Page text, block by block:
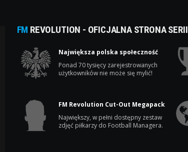
FM REVOLUTION - OFICJALNA STRONA SERII
Największa polska społeczność
Ponad 70 tysięcy zarejestrowanych
użytkowników nie może się mylić!
FM Revolution Cut-Out Megapack
Największy, w pełni dostępny zestaw
zdjęć piłkarzy do Football Managera.